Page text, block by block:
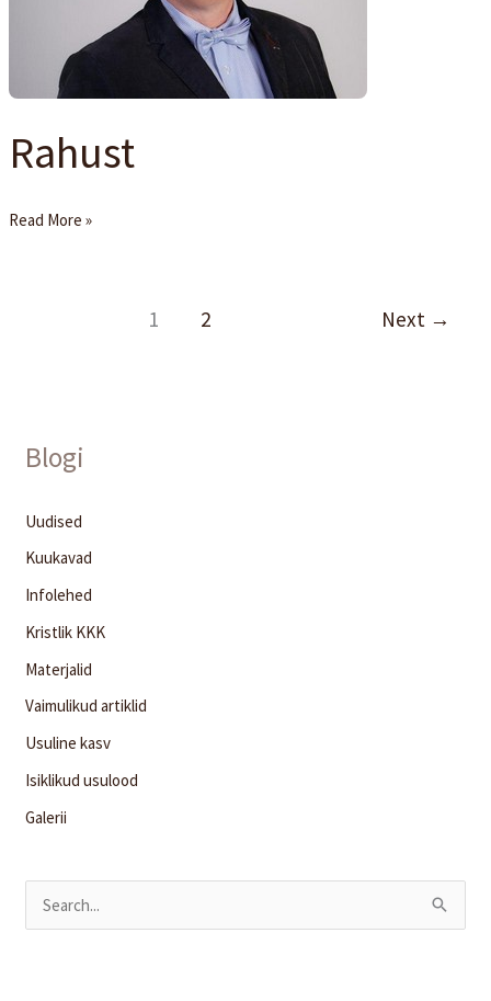
Rahust
Read More »
1 2 Next →
Blogi
Uudised
Kuukavad
Infolehed
Kristlik KKK
Materjalid
Vaimulikud artiklid
Usuline kasv
Isiklikud usulood
Galerii